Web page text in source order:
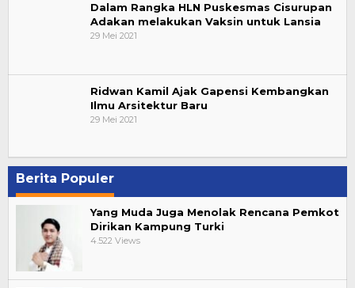
Dalam Rangka HLN Puskesmas Cisurupan
Adakan melakukan Vaksin untuk Lansia
29 Mei 2021
Ridwan Kamil Ajak Gapensi Kembangkan
Ilmu Arsitektur Baru
29 Mei 2021
Berita Populer
Yang Muda Juga Menolak Rencana Pemkot
Dirikan Kampung Turki
4.522 Views